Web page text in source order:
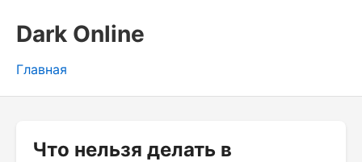
Dark Online
Главная
Что нельзя делать в